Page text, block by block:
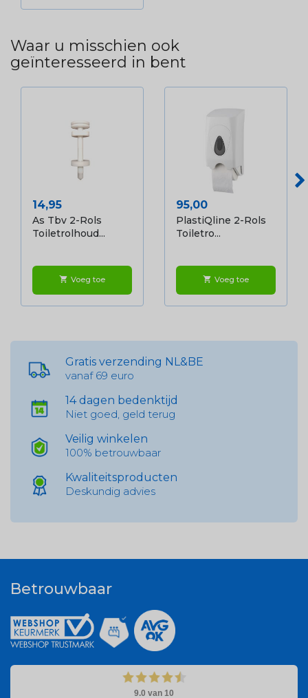
Waar u misschien ook
geïnteresseerd in bent
Prijs
14,95
As Tbv 2-Rols
Toiletrolhoud...
shopping_cart Voeg toe
Prijs
95,00
PlastiQline 2-Rols
Toiletro...
shopping_cart Voeg toe
Gratis verzending NL&BE
vanaf 69 euro
14 dagen bedenktijd
Niet goed, geld terug
Veilig winkelen
100% betrouwbaar
Kwaliteitsproducten
Deskundig advies
Betrouwbaar